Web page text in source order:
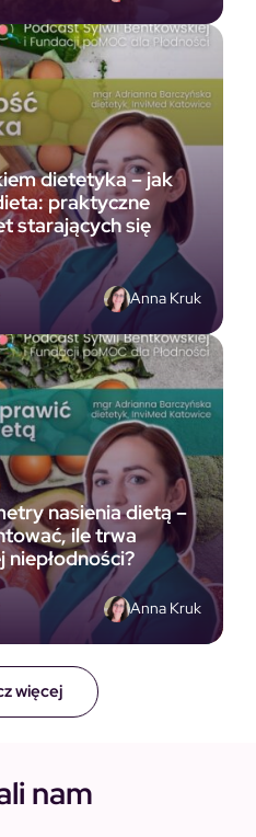
więcej
dietetyka – jak
praktyczne
starających się
Anna Kruk
nasienia dietą –
ile trwa
Anna Kruk
nam